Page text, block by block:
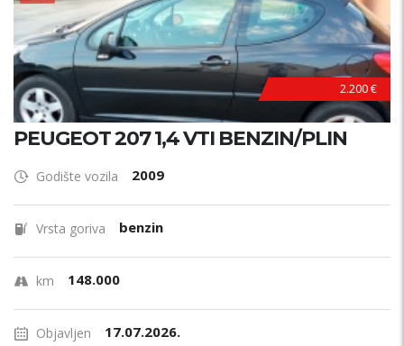
2.200 €
PEUGEOT 207 1,4 VTI BENZIN/PLIN
Godište vozila 2009
Vrsta goriva benzin
km 148.000
Objavljen 17.07.2026.